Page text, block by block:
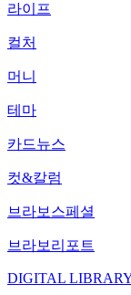
라이프
컬처
머니
테마
카드뉴스
컷&칼럼
브라보스페셜
브라보리포트
DIGITAL